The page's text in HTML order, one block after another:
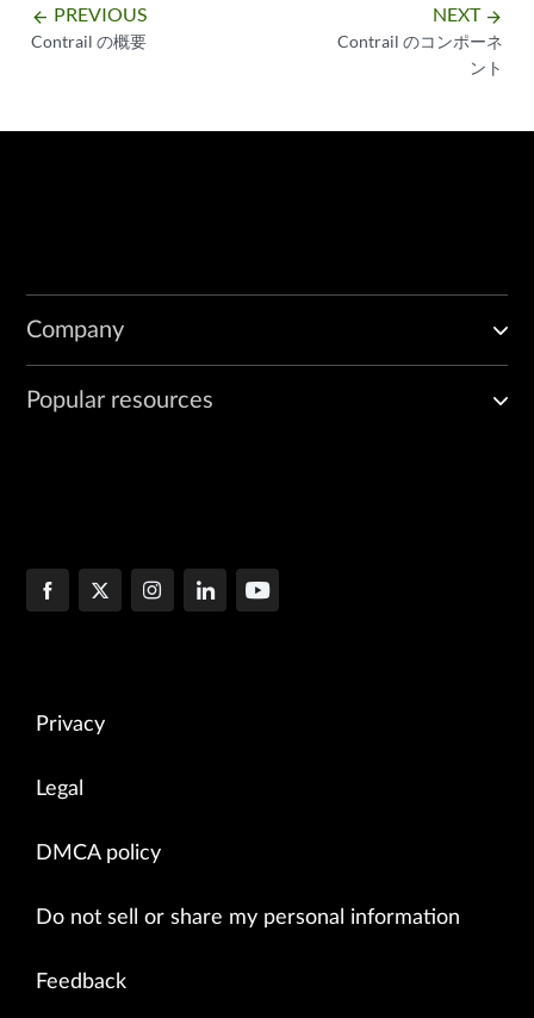
arrow_backward PREVIOUS
Contrail の概要
NEXT arrow_forward
Contrail のコンポーネ
ント
Company
Popular resources
Privacy
Legal
DMCA policy
Do not sell or share my personal information
Feedback